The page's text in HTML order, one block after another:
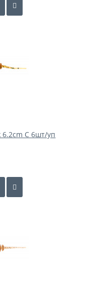
6.2cm C 6шт/уп